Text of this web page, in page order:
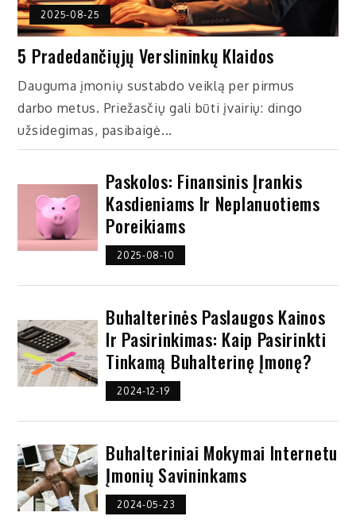
2025-08-25
5 Pradedančiųjų Verslininkų Klaidos
Dauguma įmonių sustabdo veiklą per pirmus
darbo metus. Priežasčių gali būti įvairių: dingo
užsidegimas, pasibaigė...
Paskolos: Finansinis Įrankis
Kasdieniams Ir Neplanuotiems
Poreikiams
2025-08-10
Buhalterinės Paslaugos Kainos
Ir Pasirinkimas: Kaip Pasirinkti
Tinkamą Buhalterinę Įmonę?
2024-12-19
Buhalteriniai Mokymai Internetu
Įmonių Savininkams
2024-05-23